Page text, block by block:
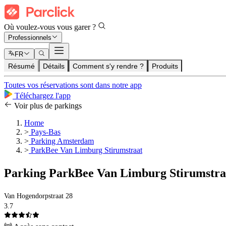
Où voulez-vous vous garer ?
Professionnels
FR
Résumé Détails Comment s'y rendre ? Produits
Toutes vos réservations sont dans notre app
Téléchargez l'app
Voir plus de parkings
Home
> Pays-Bas
> Parking Amsterdam
> ParkBee Van Limburg Stirumstraat
Parking ParkBee Van Limburg
Van Hogendorpstraat 28
3.7